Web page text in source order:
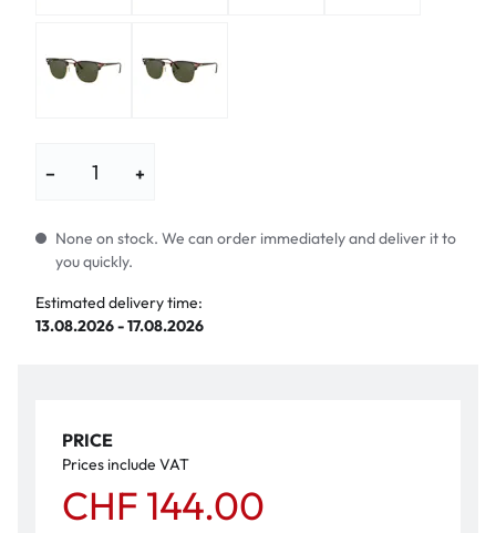
− +
None on stock. We can order immediately and deliver it to
you quickly.
Estimated delivery time:
13.08.2026 - 17.08.2026
PRICE
Prices include VAT
CHF 144.00